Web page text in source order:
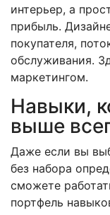
интерьер, а
прибыль.
покупателя,
обслуживания.
маркетингом.
Навыки,
выше
Даже если вы
без набора
сможете
портфель